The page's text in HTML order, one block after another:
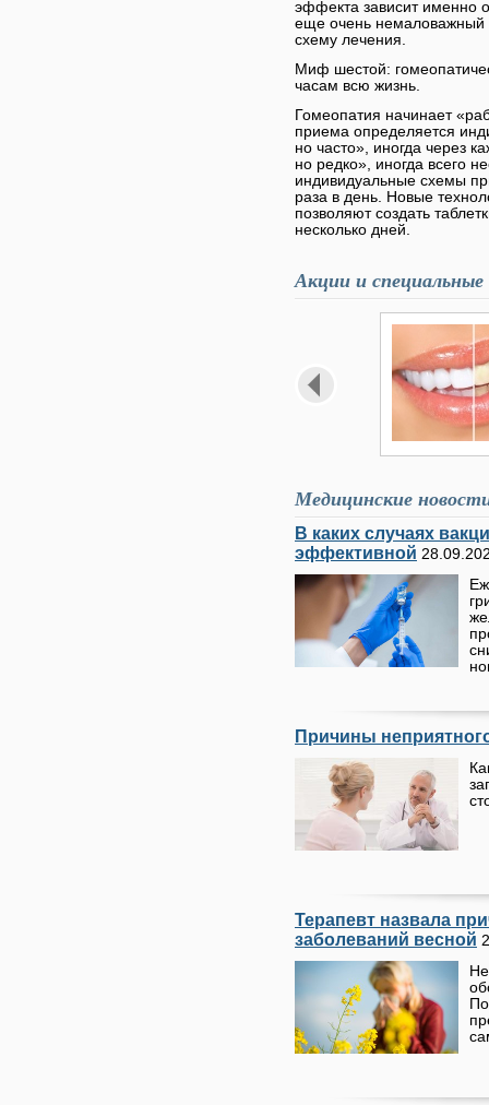
эффекта зависит именно
еще очень немаловажный
схему лечения.
Миф шестой:
часам всю жизнь.
Гомеопатия начинает
приема определяется
но часто», иногда через
но редко», иногда всего
индивидуальные схемы
раза в день. Новые
позволяют создать
несколько дней.
Акции и
Медицинские
В каких случаях
эффективной
Причины
Терапевт назвала
заболеваний весной